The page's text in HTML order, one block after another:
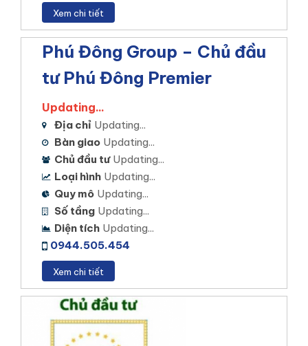
Xem chi tiết
Phú Đông Group – Chủ đầu
tư Phú Đông Premier
Updating...
Địa chỉ Updating...
Bàn giao Updating...
Chủ đầu tư Updating...
Loại hình Updating...
Quy mô Updating...
Số tầng Updating...
Diện tích Updating...
0944.505.454
Xem chi tiết